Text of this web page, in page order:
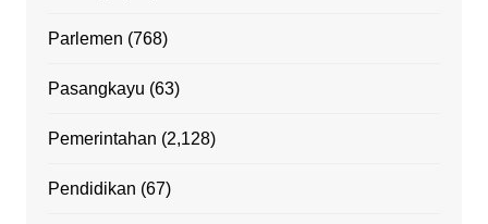
Parlemen (768)
Pasangkayu (63)
Pemerintahan (2,128)
Pendidikan (67)